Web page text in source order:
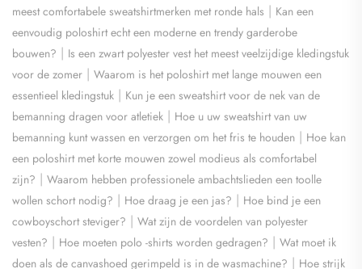
meest comfortabele sweatshirtmerken met ronde hals | Kan een
eenvoudig poloshirt echt een moderne en trendy garderobe
bouwen? | Is een zwart polyester vest het meest veelzijdige kledingstuk
voor de zomer | Waarom is het poloshirt met lange mouwen een
essentieel kledingstuk | Kun je een sweatshirt voor de nek van de
bemanning dragen voor atletiek | Hoe u uw sweatshirt van uw
bemanning kunt wassen en verzorgen om het fris te houden | Hoe kan
een poloshirt met korte mouwen zowel modieus als comfortabel
zijn? | Waarom hebben professionele ambachtslieden een toolle
wollen schort nodig? | Hoe draag je een jas? | Hoe bind je een
cowboyschort steviger? | Wat zijn de voordelen van polyester
vesten? | Hoe moeten polo -shirts worden gedragen? | Wat moet ik
doen als de canvashoed gerimpeld is in de wasmachine? | Hoe strijk